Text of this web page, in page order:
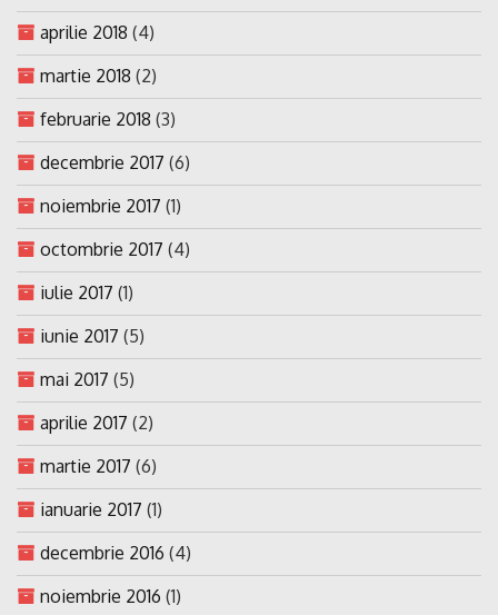
aprilie 2018 (4)
martie 2018 (2)
februarie 2018 (3)
decembrie 2017 (6)
noiembrie 2017 (1)
octombrie 2017 (4)
iulie 2017 (1)
iunie 2017 (5)
mai 2017 (5)
aprilie 2017 (2)
martie 2017 (6)
ianuarie 2017 (1)
decembrie 2016 (4)
noiembrie 2016 (1)